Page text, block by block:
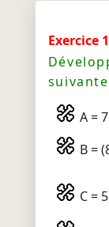
Exercice 1
A =
B =
C =